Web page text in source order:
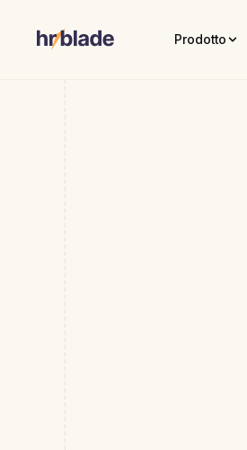
Prodotto